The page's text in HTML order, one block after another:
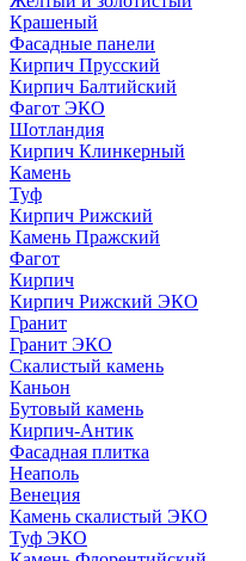
Крашеный
Фасадные панели
Кирпич Прусский
Кирпич Балтийский
Фагот ЭКО
Шотландия
Кирпич Клинкерный
Камень
Туф
Кирпич Рижский
Камень Пражский
Фагот
Кирпич
Кирпич Рижский ЭКО
Гранит
Гранит ЭКО
Скалистый камень
Каньон
Бутовый камень
Кирпич-Антик
Фасадная плитка
Неаполь
Венеция
Камень скалистый ЭКО
Туф ЭКО